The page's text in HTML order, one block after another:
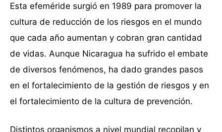
Esta efeméride surgió en 1989 para promover la
cultura de reducción de los riesgos en el mundo
que cada año aumentan y cobran gran cantidad
de vidas. Aunque Nicaragua ha sufrido el embate
de diversos fenómenos, ha dado grandes pasos
en el fortalecimiento de la gestión de riesgos y en
el fortalecimiento de la cultura de prevención.
Distintos organismos a nivel mundial recopilan y